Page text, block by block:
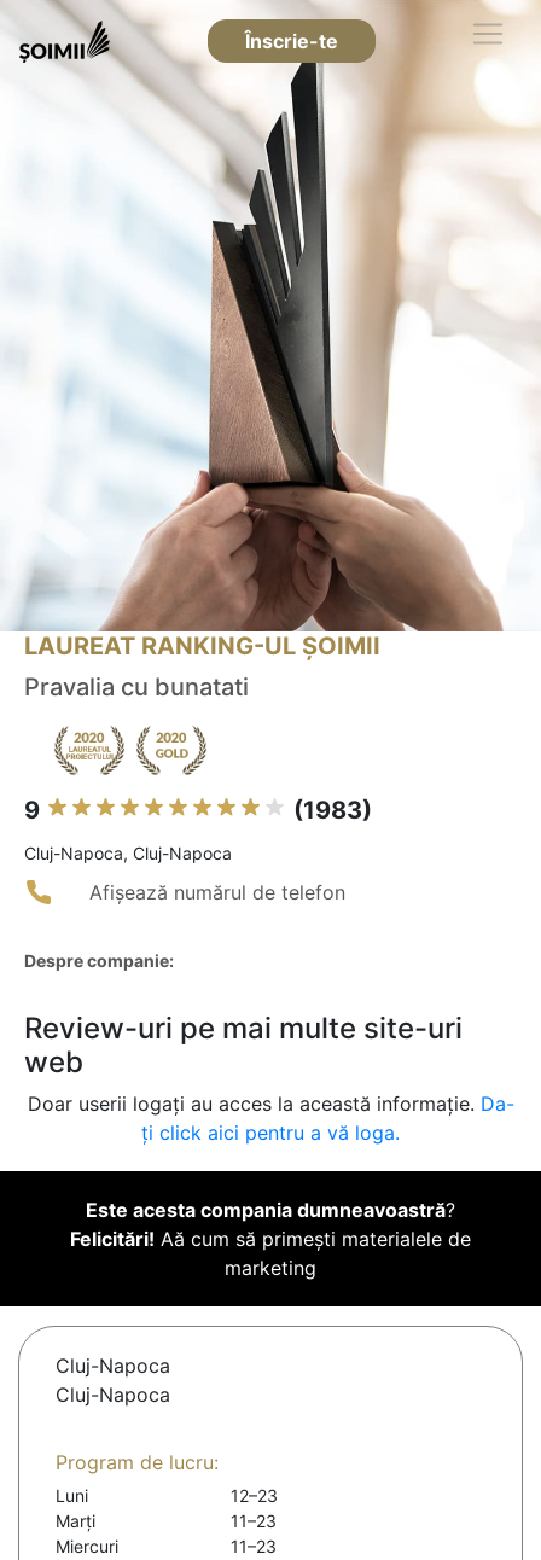
Înscrie-te
LAUREAT RANKING-UL ȘOIMII
Pravalia cu bunatati
9 (1983)
Cluj-Napoca, Cluj-Napoca
Afișează numărul de telefon
Despre companie:
Review-uri pe mai multe site-uri
web
Doar userii logați au acces la această informație. Da-
ți click aici pentru a vă loga.
Este acesta compania dumneavoastră?
Felicitări! Aă cum să primești materialele de
marketing
Cluj-Napoca
Cluj-Napoca
Program de lucru:
Luni
12–23
Marți
11–23
Miercuri
11–23